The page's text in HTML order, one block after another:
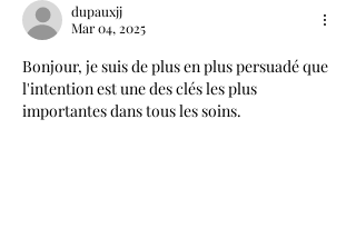
dupauxjj
Mar 04, 2025
Bonjour, je suis de plus en plus persuadé que
l'intention est une des clés les plus
importantes dans tous les soins.